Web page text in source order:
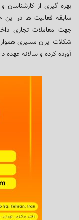
بهره گیری از
سابقه فعالیت ها در
جهت معاملات تجاری
شکلات ایران مسیری هموار
آورده کرده و سالانه